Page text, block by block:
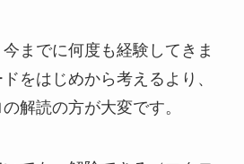
までに何度も経験してきま
をはじめから考えるより、
解読の方が大変です。